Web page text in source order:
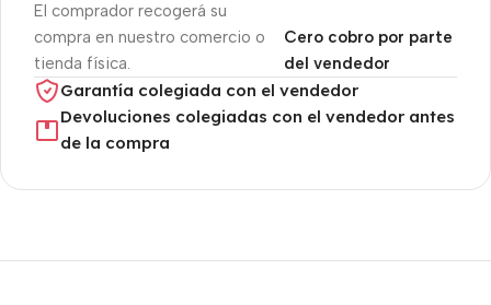
El comprador recogerá su
compra en nuestro comercio o
tienda física.
Cero cobro por parte
del vendedor
Garantía colegiada con el vendedor
Devoluciones colegiadas con el vendedor antes
de la compra
Unbeatable offers